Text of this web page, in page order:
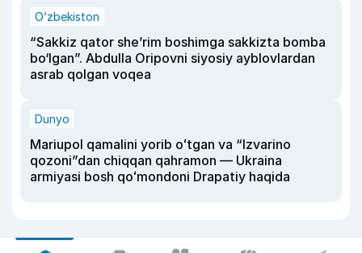
O‘zbekiston
“Sakkiz qator she’rim boshimga sakkizta bomba
bo‘lgan”. Abdulla Oripovni siyosiy ayblovlardan
asrab qolgan voqea
Dunyo
Mariupol qamalini yorib oʻtgan va “Izvarino
qozoni”dan chiqqan qahramon — Ukraina
armiyasi bosh qoʻmondoni Drapatiy haqida